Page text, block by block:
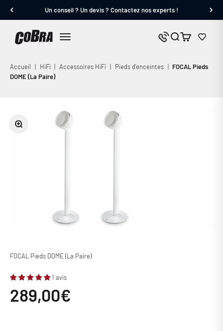
Un conseil ? Un devis ? Contactez nos experts !
Cobra.fr
Nous contacter
Panier
Accueil | HiFi | Accessoires HiFi | Pieds d'enceintes | FOCAL Pieds
DOME (La Paire)
Zoomer sur l'image
FOCAL Pieds DOME (La Paire)
1 avis
Prix de vente
289,00€